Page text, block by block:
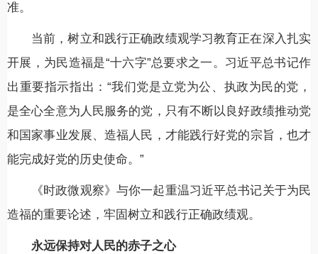
准。
当前，树立和践行正确政绩观学习教育正在深入扎实
开展，为民造福是“十六字”总要求之一。习近平总书记作
出重要指示指出：“我们党是立党为公、执政为民的党，
是全心全意为人民服务的党，只有不断以良好政绩推动党
和国家事业发展、造福人民，才能践行好党的宗旨，也才
能完成好党的历史使命。”
《时政微观察》与你一起重温习近平总书记关于为民
造福的重要论述，牢固树立和践行正确政绩观。
永远保持对人民的赤子之心